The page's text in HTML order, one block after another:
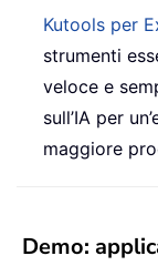
Kutools per
strumenti
veloce e
sull’IA per
maggiore
Demo: